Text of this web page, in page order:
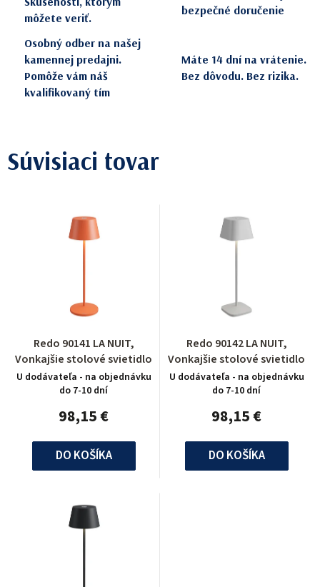
môžete veriť.
bezpečné doručenie
Osobný odber na našej
kamennej predajni.
Pomôže vám náš
kvalifikovaný tím
Máte 14 dní na vrátenie.
Bez dôvodu. Bez rizika.
Súvisiaci tovar
Redo 90141 LA NUIT,
Vonkajšie stolové svietidlo
U dodávateľa - na objednávku
do 7-10 dní
98,15 €
DO KOŠÍKA
Redo 90142 LA NUIT,
Vonkajšie stolové svietidlo
U dodávateľa - na objednávku
do 7-10 dní
98,15 €
DO KOŠÍKA